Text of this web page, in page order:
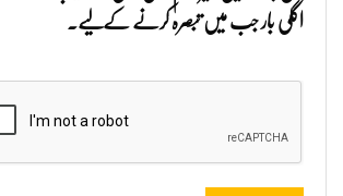
اگلی بار جب میں تبصرہ کرنے کےلیے۔